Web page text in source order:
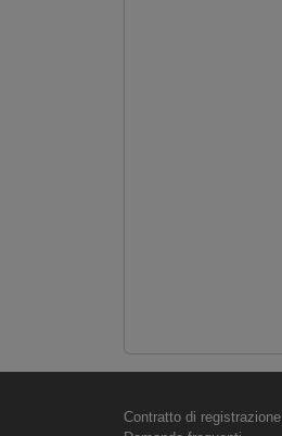
Contratto di registrazione